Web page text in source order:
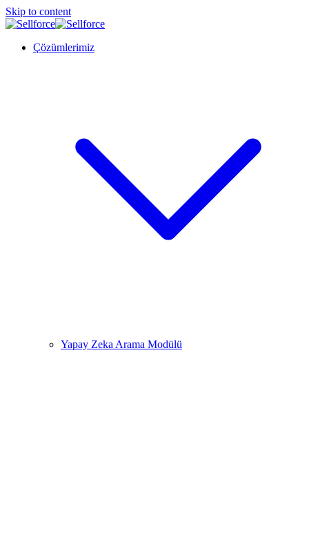
Skip to content
Çözümlerimiz
Yapay Zeka Arama Modülü